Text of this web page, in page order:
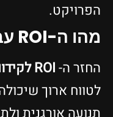
הפרויקט.
מהו ה-ROI עבור SEO?
החזר ה-ROI לקידום אתרים
לטווח ארוך